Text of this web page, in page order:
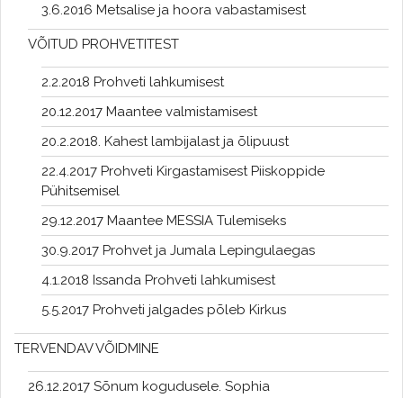
3.6.2016 Metsalise ja hoora vabastamisest
VÕITUD PROHVETITEST
2.2.2018 Prohveti lahkumisest
20.12.2017 Maantee valmistamisest
20.2.2018. Kahest lambijalast ja õlipuust
22.4.2017 Prohveti Kirgastamisest Piiskoppide
Pühitsemisel
29.12.2017 Maantee MESSIA Tulemiseks
30.9.2017 Prohvet ja Jumala Lepingulaegas
4.1.2018 Issanda Prohveti lahkumisest
5.5.2017 Prohveti jalgades põleb Kirkus
TERVENDAV VÕIDMINE
26.12.2017 Sõnum kogudusele. Sophia